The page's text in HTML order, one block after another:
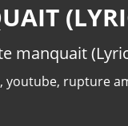
manquait
, youtube, rupture